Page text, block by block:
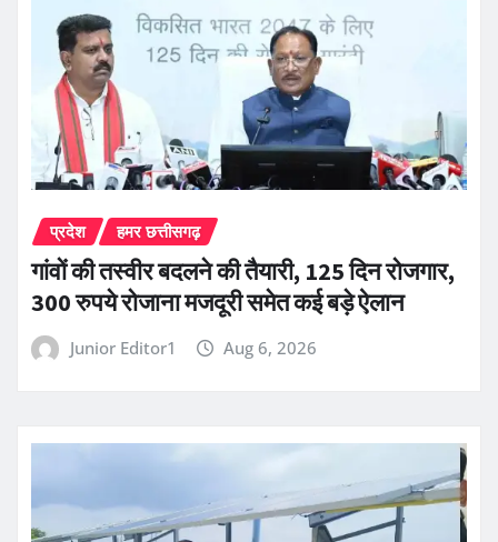
प्रदेश हमर छत्तीसगढ़
गांवों की तस्वीर बदलने की तैयारी, 125 दिन रोजगार,
300 रुपये रोजाना मजदूरी समेत कई बड़े ऐलान
Junior Editor1 Aug 6, 2026